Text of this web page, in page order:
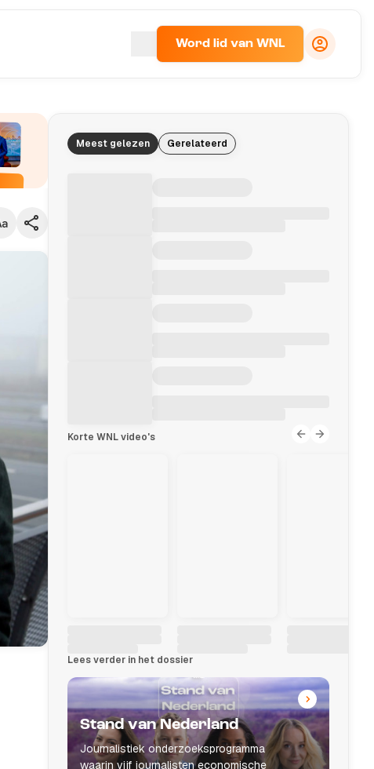
Word lid van WNL
Meest gelezen Gerelateerd
Korte WNL video's
Lees verder in het dossier
Stand van Nederland
Journalistiek onderzoeksprogramma
waarin vijf journalisten economische